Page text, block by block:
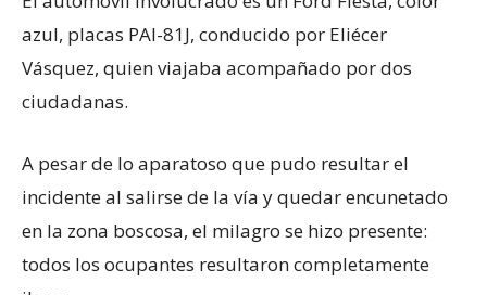
azul, placas PAI-81J, conducido por Eliécer
Vásquez, quien viajaba acompañado por dos
ciudadanas.
A pesar de lo aparatoso que pudo resultar el
incidente al salirse de la vía y quedar encunetado
en la zona boscosa, el milagro se hizo presente:
todos los ocupantes resultaron completamente